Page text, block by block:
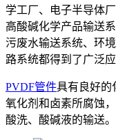
学工厂、电子半导体
高酸碱化学产品输送
污废水输送系统、环
路系统都得到了广泛应
PVDF管件具有良好的
氧化剂和卤素所腐蚀
酸洗、酸碱液的输送。